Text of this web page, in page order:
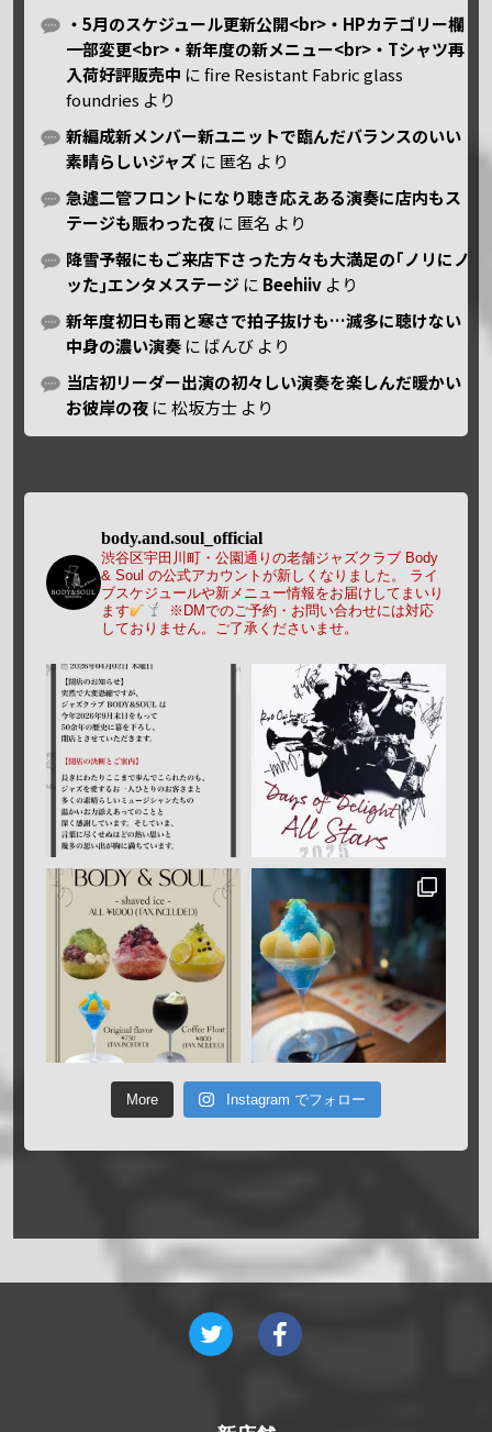
・5月のスケジュール更新公開<br>・HPカテゴリー欄
一部変更<br>・新年度の新メニュー<br>・Tシャツ再
入荷好評販売中 にfire Resistant Fabric glass
foundries より
新編成新メンバー新ユニットで臨んだバランスのいい
素晴らしいジャズ に 匿名 より
急遽二管フロントになり聴き応えある演奏に店内もス
テージも賑わった夜 に 匿名 より
降雪予報にもご来店下さった方々も大満足の｢ノリにノ
ッた｣エンタメステージ に Beehiiv より
新年度初日も雨と寒さで拍子抜けも…滅多に聴けない
中身の濃い演奏 に ばんび より
当店初リーダー出演の初々しい演奏を楽しんだ暖かい
お彼岸の夜 に松坂方士 より
body.and.soul_official
渋谷区宇田川町・公園通りの老舗ジャズクラブ Body
& Soul の公式アカウントが新しくなりました。
ライ
ブスケジュールや新メニュー情報をお届けしてまいり
ます
※DMでのご予約・お問い合わせには対応
しておりません。ご了承くださいませ。
More Instagram でフォロー